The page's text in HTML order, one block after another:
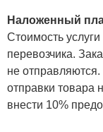
Наложенный
Стоимость
перевозчика.
не
отправки товара
внести 10%